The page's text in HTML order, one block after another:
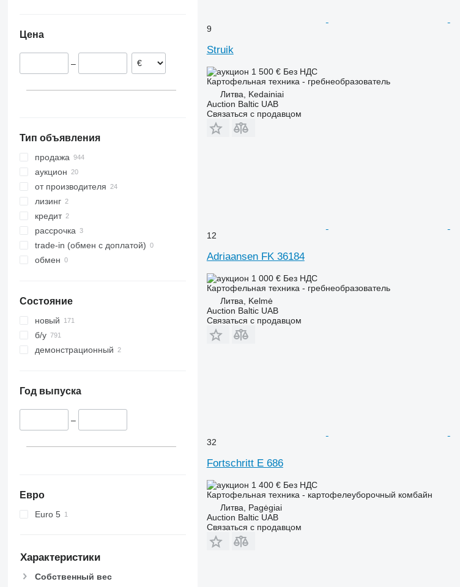
Австрия
Бельгия
Цена
–
Тип объявления
продажа
аукцион
от производителя
лизинг
кредит
рассрочка
trade-in (обмен с доплатой)
обмен
Состояние
новый
б/у
демонстрационный
Год выпуска
–
Евро
Euro 5
Характеристики
Собственный вес
9
Struik
1 500 € Без НДС
Картофельная техника - гребнеобразователь
Литва, Kedainiai
Auction Baltic UAB
Связаться с продавцом
12
Adriaansen FK 36184
1 000 € Без НДС
Картофельная техника - гребнеобразователь
Литва, Kelmė
Auction Baltic UAB
Связаться с продавцом
32
Fortschritt E 686
1 400 € Без НДС
Картофельная техника - картофелеуборочный комбайн
Литва, Pagėgiai
Auction Baltic UAB
Связаться с продавцом